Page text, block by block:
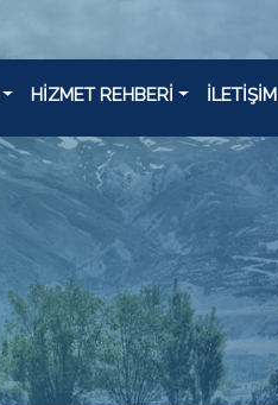
HİZMET REHBERİ İLETİŞİM